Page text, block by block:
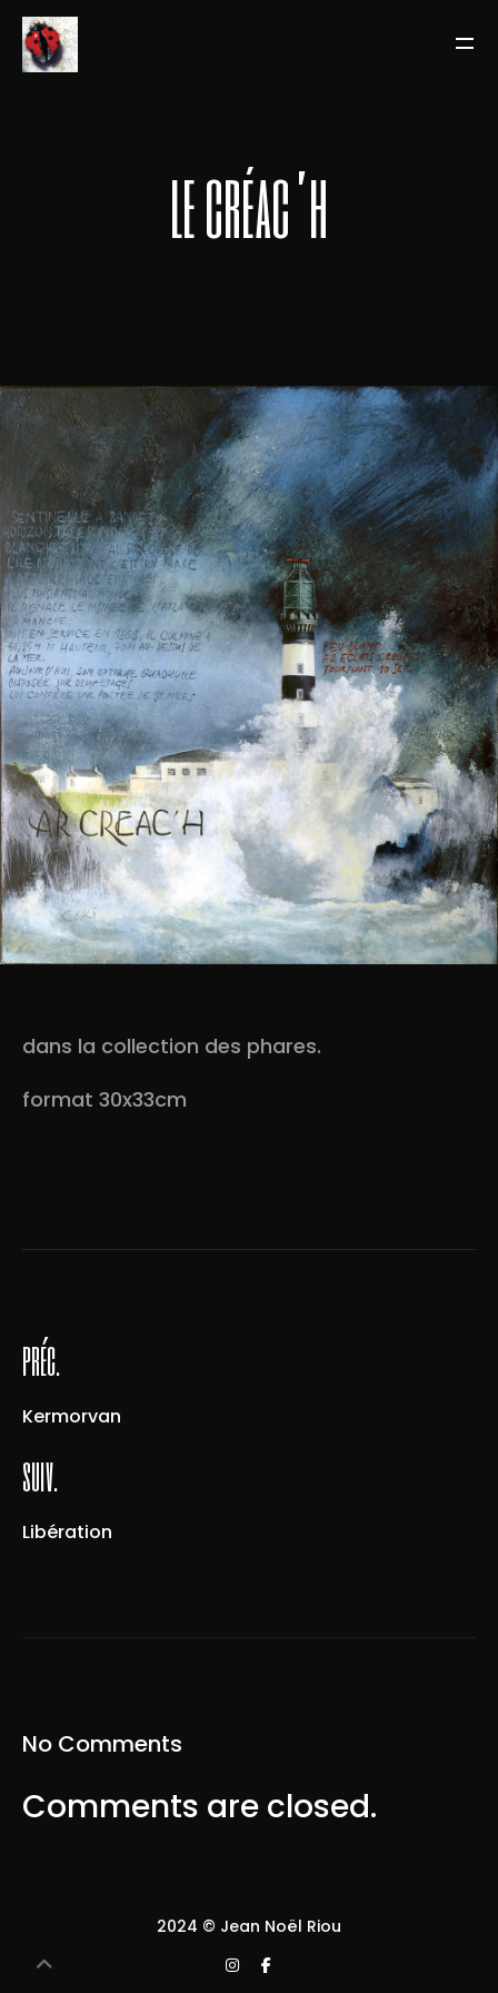
le créac’h
dans la collection des phares.
format 30x33cm
préc.
Kermorvan
suiv.
Libération
No Comments
Comments are closed.
2024 © Jean Noël Riou